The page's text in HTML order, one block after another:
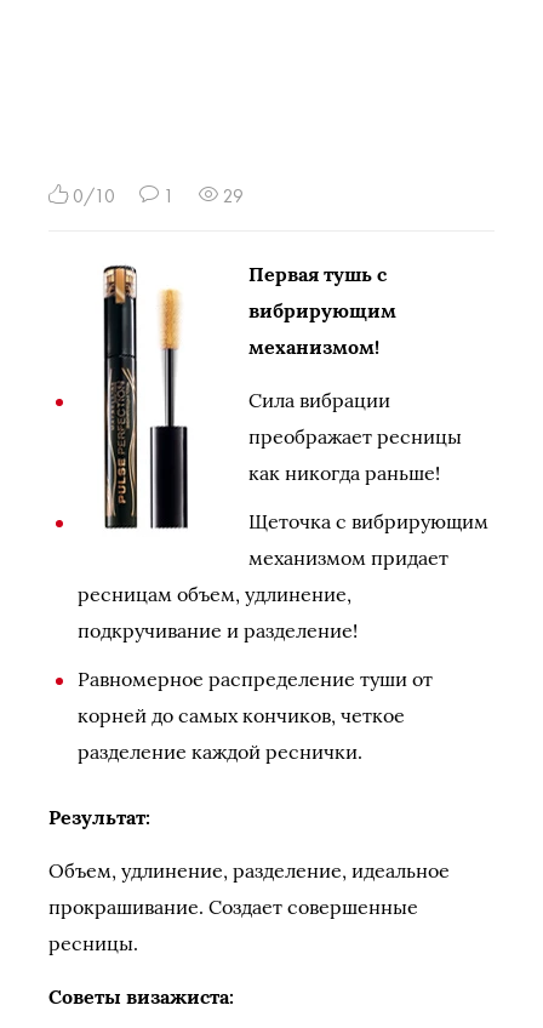
0/10 1 29
Первая тушь с
вибрирующим
механизмом!
Сила вибрации
преображает ресницы
как никогда раньше!
Щеточка с вибрирующим
механизмом придает
ресницам объем, удлинение,
подкручивание и разделение!
Равномерное распределение туши от
корней до самых кончиков, четкое
разделение каждой реснички.
Результат:
Объем, удлинение, разделение, идеальное
прокрашивание. Создает совершенные
ресницы.
Советы визажиста: